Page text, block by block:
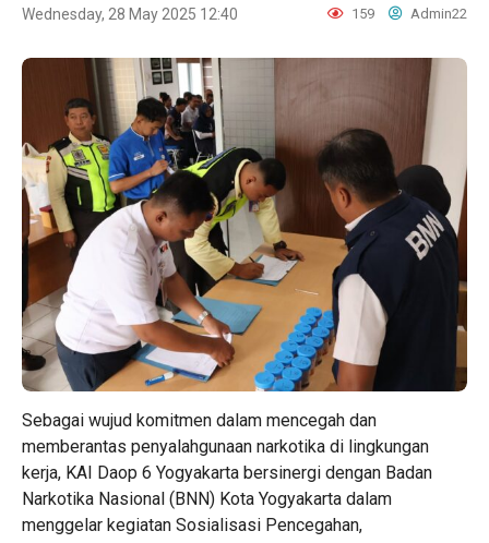
Wednesday, 28 May 2025 12:40 159 Admin22
Sebagai wujud komitmen dalam mencegah dan
memberantas penyalahgunaan narkotika di lingkungan
kerja, KAI Daop 6 Yogyakarta bersinergi dengan Badan
Narkotika Nasional (BNN) Kota Yogyakarta dalam
menggelar kegiatan Sosialisasi Pencegahan,